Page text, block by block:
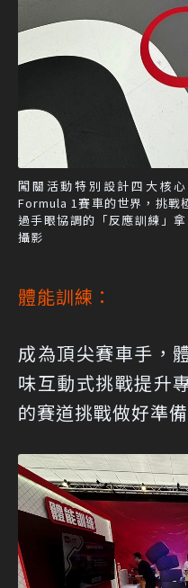
闖關活動特別設計四大核
Formula 1賽車的世界，挑戰
過手眼協調的「反應訓練」
攝影
體能訓練：
成為頂尖賽車手，
味互動式挑戰提升
的賽道挑戰做好準備